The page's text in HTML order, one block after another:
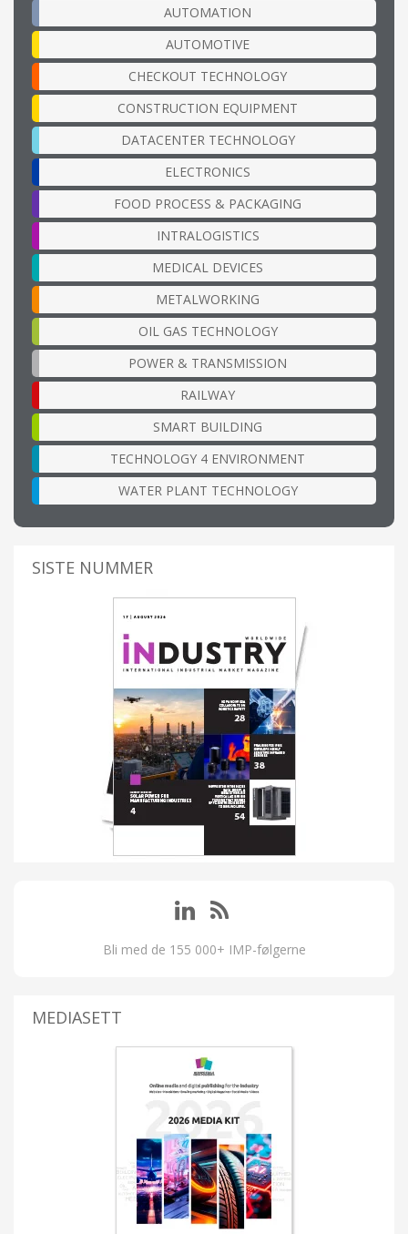
AUTOMATION
AUTOMOTIVE
CHECKOUT TECHNOLOGY
CONSTRUCTION EQUIPMENT
DATACENTER TECHNOLOGY
ELECTRONICS
FOOD PROCESS & PACKAGING
INTRALOGISTICS
MEDICAL DEVICES
METALWORKING
OIL GAS TECHNOLOGY
POWER & TRANSMISSION
RAILWAY
SMART BUILDING
TECHNOLOGY 4 ENVIRONMENT
WATER PLANT TECHNOLOGY
SISTE NUMMER
Bli med de 155 000+ IMP-følgerne
MEDIASETT